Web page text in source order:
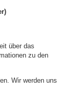
über das
zu den
Wir werden uns